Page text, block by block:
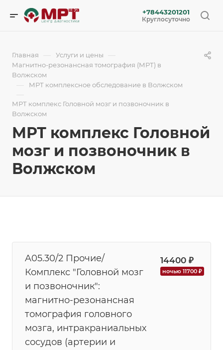
+78443201201
Круглосуточно
Главная — Услуги и цены —
Магнитно-резонансная томография (МРТ) в
Волжском
— МРТ комплексное обследование в Волжском
—
МРТ комплекс Головной мозг и позвоночник в
Волжском
МРТ комплекс Головной
мозг и позвоночник в
Волжском
A05.30/2 Прочие/
Комплекс "Головной мозг
и позвоночник":
магнитно-резонансная
томография головного
мозга, интракраниальных
сосудов (артерии и
14400 ₽
ночью 11700 ₽